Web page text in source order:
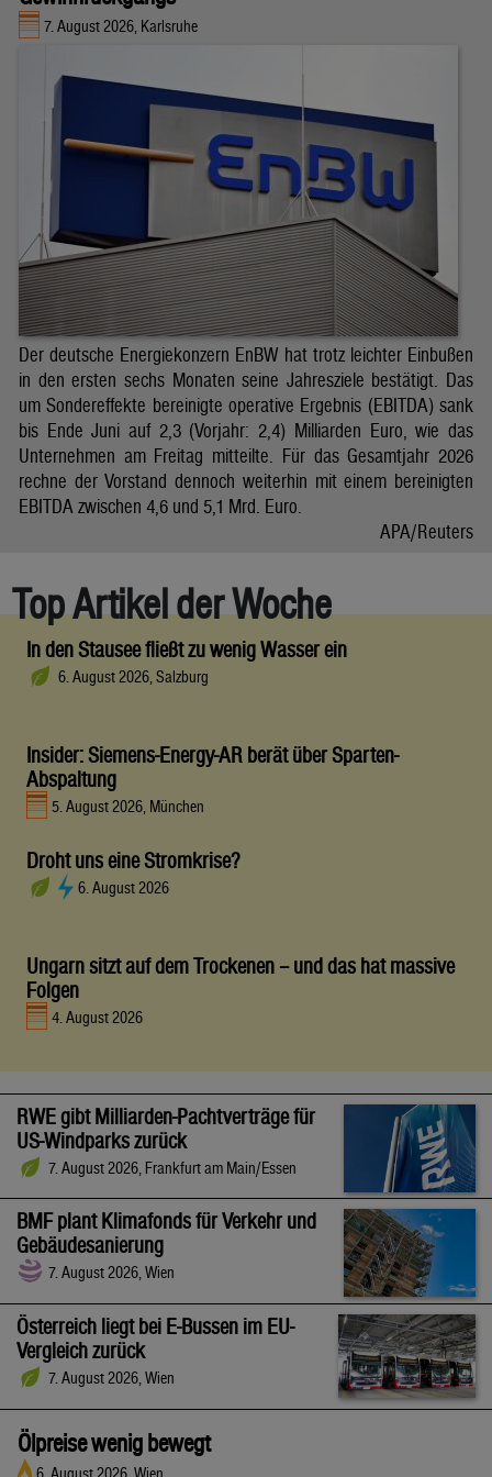
7. August 2026, Karlsruhe
Der deutsche Energiekonzern EnBW hat trotz leichter Einbußen
in den ersten sechs Monaten seine Jahresziele bestätigt. Das
um Sondereffekte bereinigte operative Ergebnis (EBITDA) sank
bis Ende Juni auf 2,3 (Vorjahr: 2,4) Milliarden Euro, wie das
Unternehmen am Freitag mitteilte. Für das Gesamtjahr 2026
rechne der Vorstand dennoch weiterhin mit einem bereinigten
EBITDA zwischen 4,6 und 5,1 Mrd. Euro.
APA/Reuters
Top Artikel der Woche
In den Stausee fließt zu wenig Wasser ein
6. August 2026, Salzburg
Insider: Siemens-Energy-AR berät über Sparten-
Abspaltung
5. August 2026, München
Droht uns eine Stromkrise?
6. August 2026
Ungarn sitzt auf dem Trockenen – und das hat massive
Folgen
4. August 2026
RWE gibt Milliarden-Pachtverträge für
US-Windparks zurück
7. August 2026, Frankfurt am Main/Essen
BMF plant Klimafonds für Verkehr und
Gebäudesanierung
7. August 2026, Wien
Österreich liegt bei E-Bussen im EU-
Vergleich zurück
7. August 2026, Wien
Ölpreise wenig bewegt